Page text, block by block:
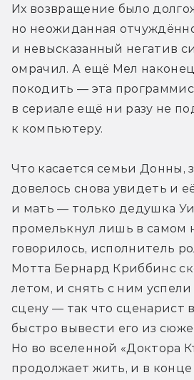
Их возвращение было
но неожиданная
и невысказанный негатив
омрачил. А ещё Мел
покодить — эта
в сериале ещё ни разу не
к компьютеру.
Что касается семьи Донны,
довелось снова увидеть и
и мать — только дедушка
промелькнул лишь в самом
говорилось, исполнитель
Мотта Бернард Криббинс
летом, и снять с ним
сцену — так что сценарист
быстро вывести его из
Но во вселенной «Доктора
продолжает жить, и в